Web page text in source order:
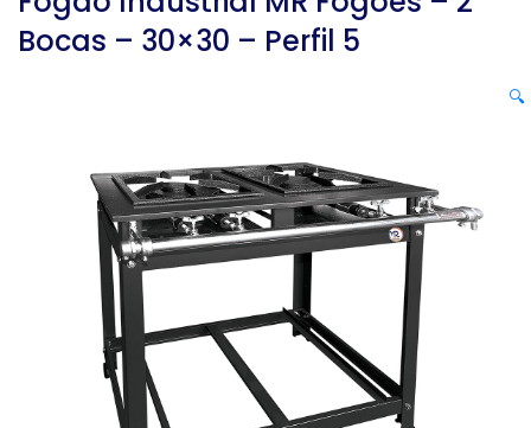
Bocas – 30×30 – Perfil 5
🔍